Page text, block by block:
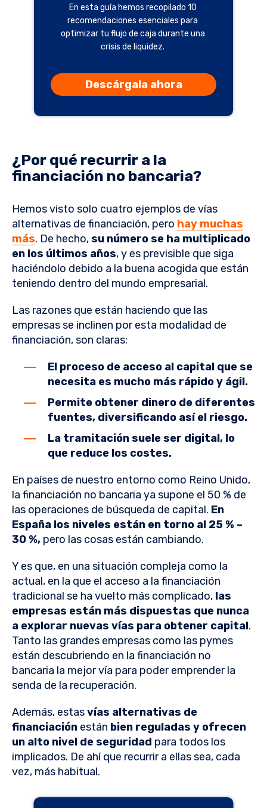
En esta guía hemos recopilado 10
recomendaciones esenciales para
optimizar tu flujo de caja durante una
crisis de liquidez.
Descárgala ahora
¿Por qué recurrir a la
financiación no bancaria?
Hemos visto solo cuatro ejemplos de vías
alternativas de financiación, pero hay muchas
más. De hecho,su número se ha multiplicado
en los últimos años, y es previsible que siga
haciéndolo debido a la buena acogida que están
teniendo dentro del mundo empresarial.
Las razones que están haciendo que las
empresas se inclinen por esta modalidad de
financiación, son claras:
El proceso de acceso al capital que se
necesita es mucho más rápido y ágil.
Permite obtener dinero de diferentes
fuentes, diversificando así el riesgo.
La tramitación suele ser digital, lo
que reduce los costes.
En países de nuestro entorno como Reino Unido,
la financiación no bancaria ya supone el 50 % de
las operaciones de búsqueda de capital. En
España los niveles están en torno al 25 % –
30 %, pero las cosas están cambiando.
Y es que, en una situación compleja como la
actual, en la que el acceso a la financiación
tradicional se ha vuelto más complicado, las
empresas están más dispuestas que nunca
a explorar nuevas vías para obtener capital.
Tanto las grandes empresas como las pymes
están descubriendo en la financiación no
bancaria la mejor vía para poder emprender la
senda de la recuperación.
Además, estasvías alternativas de
financiación están bien reguladas y ofrecen
un alto nivel de seguridad para todos los
implicados. De ahí que recurrir a ellas sea, cada
vez, más habitual.